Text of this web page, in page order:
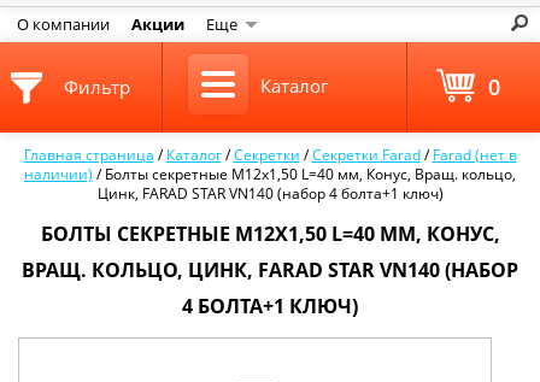
О компании Акции Еще
Главная страница /Каталог /Секретки /Секретки Farad /Farad (нет в
наличии) /Болты секретные М12х1,50 L=40 мм, Конус, Вращ. кольцо,
Цинк, FARAD STAR VN140 (набор 4 болта+1 ключ)
БОЛТЫ СЕКРЕТНЫЕ М12Х1,50 L=40 ММ, КОНУС,
ВРАЩ. КОЛЬЦО, ЦИНК, FARAD STAR VN140 (НАБОР
4 БОЛТА+1 КЛЮЧ)
Фильтр Каталог 0